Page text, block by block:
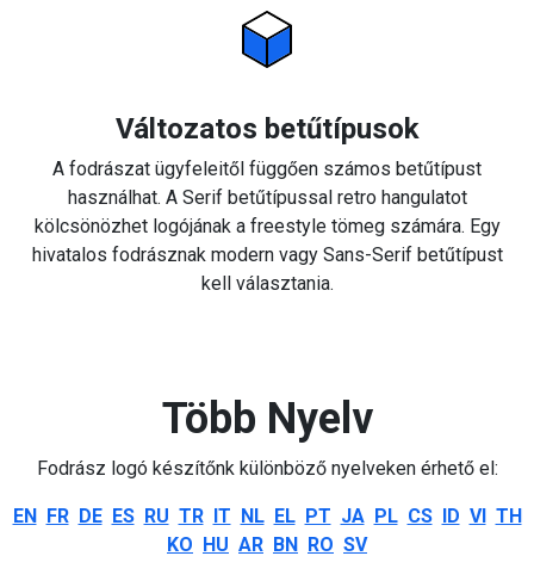
Változatos betűtípusok
A fodrászat ügyfeleitől függően számos betűtípust
használhat. A Serif betűtípussal retro hangulatot
kölcsönözhet logójának a freestyle tömeg számára. Egy
hivatalos fodrásznak modern vagy Sans-Serif betűtípust
kell választania.
Több Nyelv
Fodrász logó készítőnk különböző nyelveken érhető el:
EN FR DE ES RU TR IT NL EL PT JA PL CS ID VI TH
KO HU AR BN RO SV